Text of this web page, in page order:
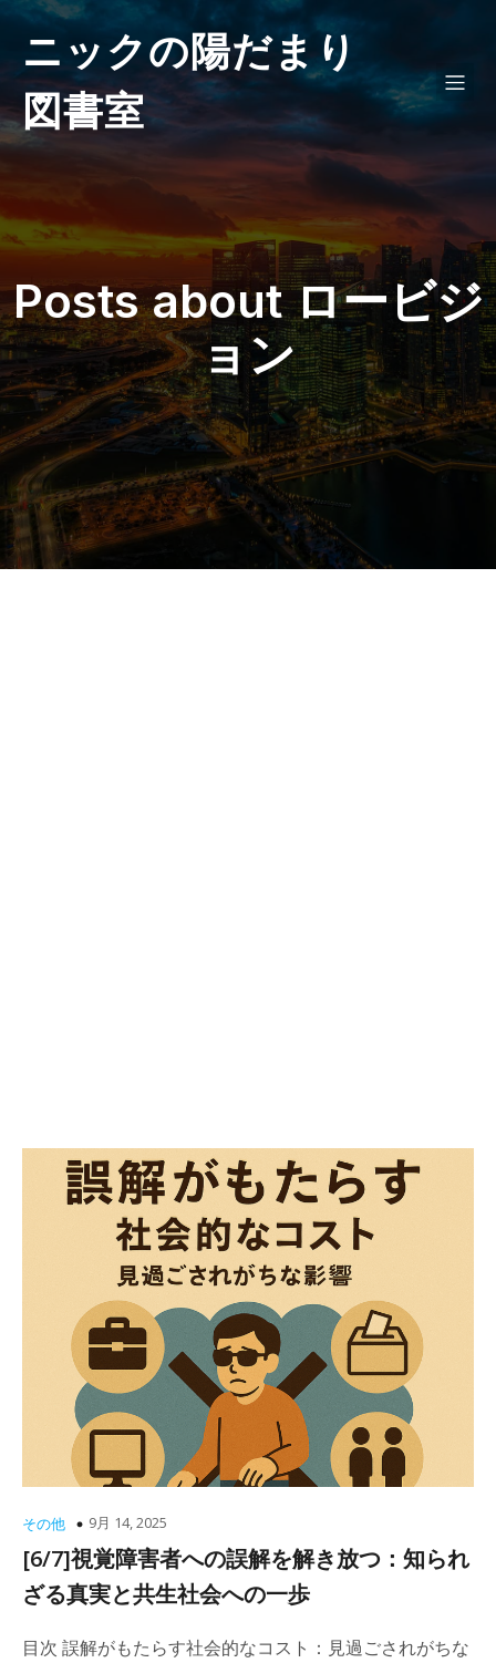
ニックの陽だまり
図書室
Posts about ロービジ
ョン
その他 9月 14, 2025
[6/7]視覚障害者への誤解を解き放つ：知られ
ざる真実と共生社会への一歩
目次 誤解がもたらす社会的なコスト：見過ごされがちな